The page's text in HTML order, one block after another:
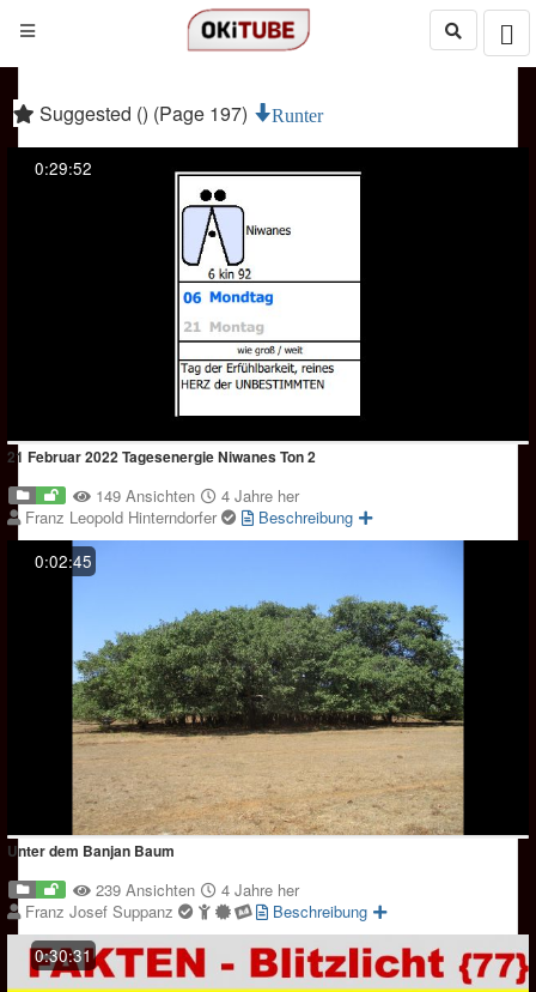
Suggested () (Page 197) Runter
0:29:52
21 Februar 2022 Tagesenergie Niwanes Ton 2
149 Ansichten
4 Jahre her
Franz Leopold Hinterndorfer
Beschreibung
0:02:45
Unter dem Banjan Baum
239 Ansichten
4 Jahre her
Franz Josef Suppanz
Beschreibung
0:30:31